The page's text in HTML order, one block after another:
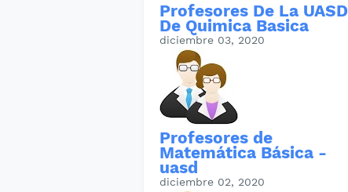
Profesores De La UASD
De Quimica Basica
diciembre 03, 2020
Profesores de
Matemática Básica -
uasd
diciembre 02, 2020